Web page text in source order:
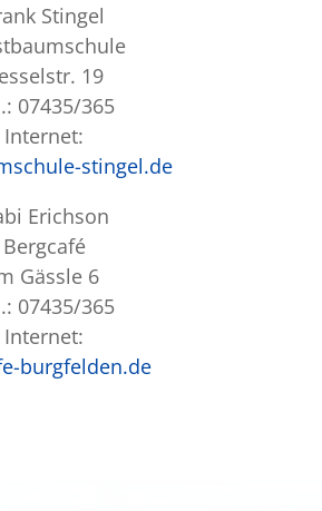
Stingel
19
07435/365
Internet:
stingel.de
Erichson
Bergcafé
Gässle 6
07435/365
Internet:
burgfelden.de